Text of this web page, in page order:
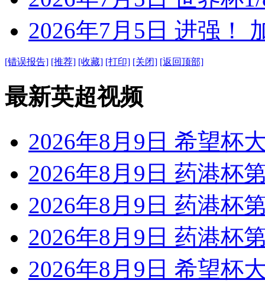
2026年7月5日 进强！
[错误报告] [推荐] [收藏] [打印] [关闭] [返回顶部]
最新英超视频
2026年8月9日 希望杯
2026年8月9日 药港杯
2026年8月9日 药港杯
2026年8月9日 药港杯
2026年8月9日 希望杯